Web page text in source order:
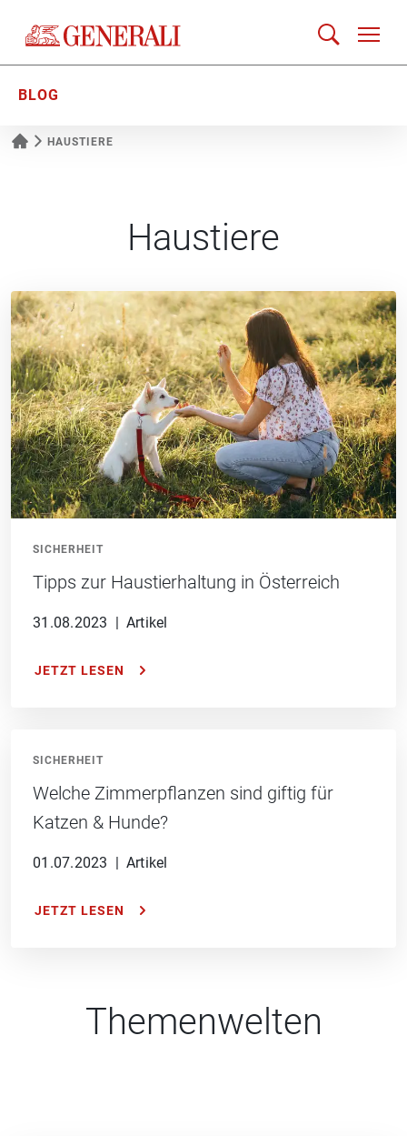
BLOG
HAUSTIERE
Haustiere
SICHERHEIT
Tipps zur Haustierhaltung in Österreich
31.08.2023 | Artikel
JETZT LESEN
SICHERHEIT
Welche Zimmerpflanzen sind giftig für
Katzen & Hunde?
01.07.2023 Artikel
JETZT LESEN
Themenwelten